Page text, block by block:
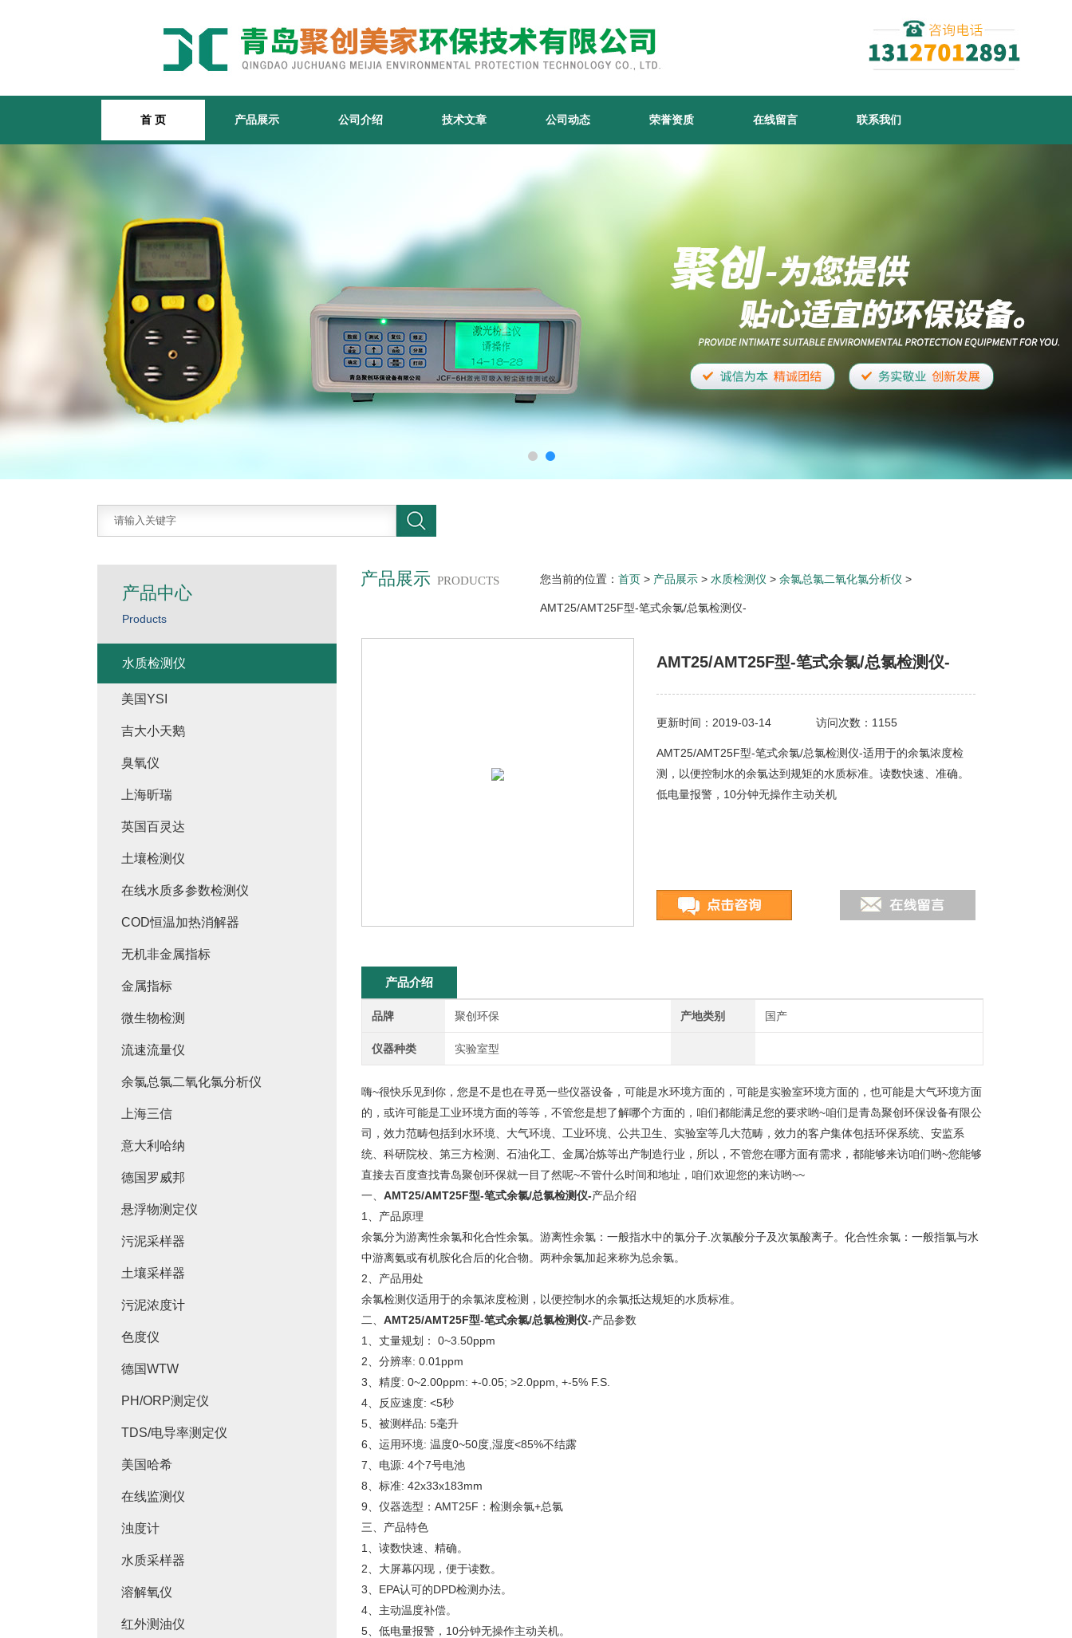
首 页 产品展示 公司介绍 技术文章 公司动态 荣誉资质 在线留言 联系我们
产品展示 PRODUCTS 您当前的位置： 首页 > 产品展示 > 水质检测仪 > 余氯总氯二氧化氯分析仪 >
AMT25/AMT25F型-笔式余氯/总氯检测仪-
AMT25/AMT25F型-笔式余氯/总氯检测仪-
更新时间：2019-03-14 访问次数：1155
AMT25/AMT25F型-笔式余氯/总氯检测仪-适用于的余氯浓度检
测，以便控制水的余氯达到规矩的水质标准。读数快速、准确。
低电量报警，10分钟无操作主动关机
产品介绍
品牌 聚创环保 产地类别 国产
仪器种类 实验室型
嗨~很快乐见到你，您是不是也在寻觅一些仪器设备，可能是水环境方面的，可能是实验室环境方面的，也可能是大气环境方面
的，或许可能是工业环境方面的等等，不管您是想了解哪个方面的，咱们都能满足您的要求哟~咱们是青岛聚创环保设备有限公
司，效力范畴包括到水环境、大气环境、工业环境、公共卫生、实验室等几大范畴，效力的客户集体包括环保系统、安监系
统、科研院校、第三方检测、石油化工、金属冶炼等出产制造行业，所以，不管您在哪方面有需求，都能够来访咱们哟~您能够
直接去百度查找青岛聚创环保就一目了然呢~不管什么时间和地址，咱们欢迎您的来访哟~~
一、 AMT25/AMT25F型-笔式余氯/总氯检测仪-产品介绍
1、产品原理
余氯分为游离性余氯和化合性余氯。游离性余氯：一般指水中的氯分子.次氯酸分子及次氯酸离子。化合性余氯：一般指氯与水
中游离氨或有机胺化合后的化合物。两种余氯加起来称为总余氯。
2、产品用处
余氯检测仪适用于的余氯浓度检测，以便控制水的余氯抵达规矩的水质标准。
二、 AMT25/AMT25F型-笔式余氯/总氯检测仪-产品参数
1、丈量规划： 0~3.50ppm
2、分辨率: 0.01ppm
3、精度: 0~2.00ppm: +-0.05; >2.0ppm, +-5% F.S.
4、反应速度: <5秒
5、被测样品: 5毫升
6、运用环境: 温度0~50度,湿度<85%不结露
7、电源: 4个7号电池
8、标准: 42x33x183mm
9、仪器选型：AMT25F：检测余氯+总氯
三、产品特色
1、读数快速、精确。
2、大屏幕闪现，便于读数。
3、EPA认可的DPD检测办法。
4、主动温度补偿。
5、低电量报警，10分钟无操作主动关机。
产品中心
Products
水质检测仪
美国YSI
吉大小天鹅
臭氧仪
上海昕瑞
英国百灵达
土壤检测仪
在线水质多参数检测仪
COD恒温加热消解器
无机非金属指标
金属指标
微生物检测
流速流量仪
余氯总氯二氧化氯分析仪
上海三信
意大利哈纳
德国罗威邦
悬浮物测定仪
污泥采样器
土壤采样器
污泥浓度计
色度仪
德国WTW
PH/ORP测定仪
TDS/电导率测定仪
美国哈希
在线监测仪
浊度计
水质采样器
溶解氧仪
红外测油仪